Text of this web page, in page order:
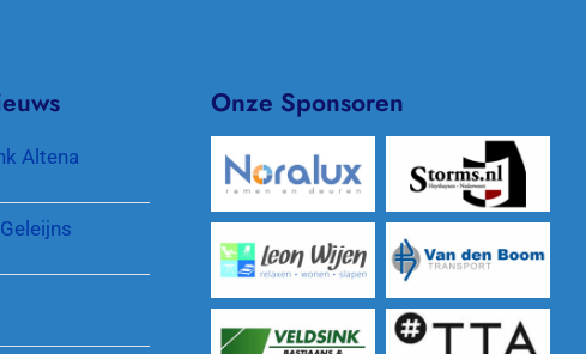
Clubkleding
Protocol gewenst gedrag
Pinnenlandtoernooi
Altena
Onze Sponsoren